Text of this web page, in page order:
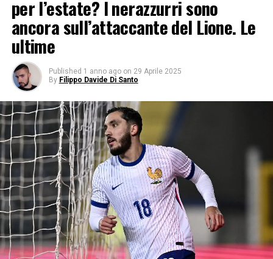
per l’estate? I nerazzurri sono
ancora sull’attaccante del Lione. Le
ultime
Published 1 anno ago on 29 Aprile 2025
By Filippo Davide Di Santo